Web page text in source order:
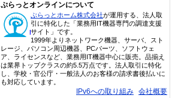
ぷらっとオンラインについて
ぷらっとホーム株式会社が運用する、法人取
引に特化した「業務用IT機器専門の調達支援
サイト」です。
1999年よりネットワーク機器、サーバ、スト
レージ、パソコン周辺機器、PCパーツ、ソフトウェ
ア、ライセンスなど、業務用IT機器中心に販売。品揃え
は業界トップクラスの約5.5万点です。法人取引に特化
し、学校・官公庁・一般法人のお客様の請求書後払いに
も対応しています。
IPv6への取り組み 会社概要